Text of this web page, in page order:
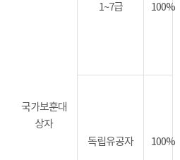
국가보훈대
상자
1~7급 100%
독립유공자 100%